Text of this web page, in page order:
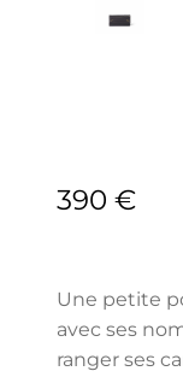
390 €
Une petite
avec ses
ranger ses